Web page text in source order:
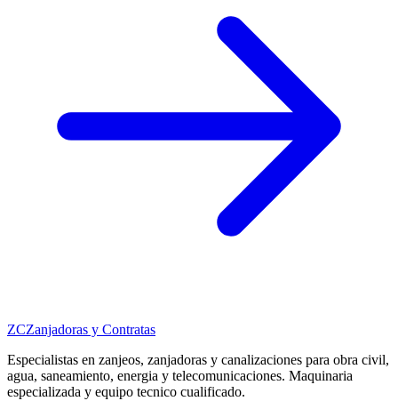
ZCZanjadoras y Contratas
Especialistas en zanjeos, zanjadoras y canalizaciones para obra civil,
agua, saneamiento, energia y telecomunicaciones. Maquinaria
especializada y equipo tecnico cualificado.